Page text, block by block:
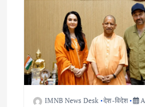
IMNB News Desk देश-विदेश